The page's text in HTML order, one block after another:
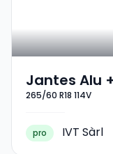
Jantes Alu
Saisons 18
265/60 R18 114V
pro IVT Sàrl